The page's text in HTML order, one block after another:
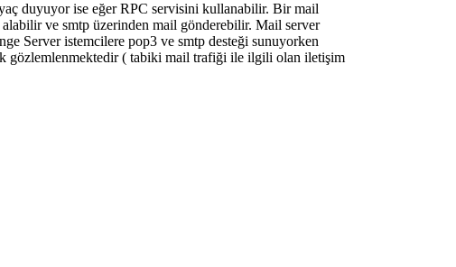
duyuyor ise eğer RPC servisini kullanabilir. Bir mail
ve smtp üzerinden mail gönderebilir. Mail server
Server istemcilere pop3 ve smtp desteği sunuyorken
gözlemlenmektedir ( tabiki mail trafiği ile ilgili olan iletişim